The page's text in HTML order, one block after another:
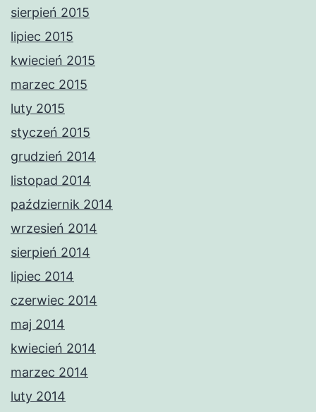
sierpień 2015
lipiec 2015
kwiecień 2015
marzec 2015
luty 2015
styczeń 2015
grudzień 2014
listopad 2014
październik 2014
wrzesień 2014
sierpień 2014
lipiec 2014
czerwiec 2014
maj 2014
kwiecień 2014
marzec 2014
luty 2014